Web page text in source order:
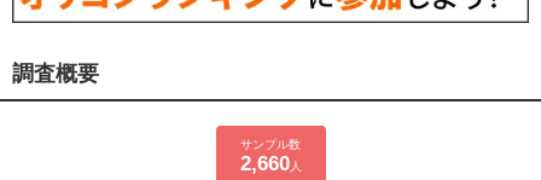
調査概要
サンプル数
2,660人